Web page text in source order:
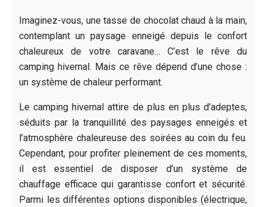
Imaginez-vous, une tasse de chocolat chaud à la main,
contemplant un paysage enneigé depuis le confort
chaleureux de votre caravane… C’est le rêve du
camping hivernal. Mais ce rêve dépend d’une chose :
un système de chaleur performant.
Le camping hivernal attire de plus en plus d’adeptes,
séduits par la tranquillité des paysages enneigés et
l’atmosphère chaleureuse des soirées au coin du feu.
Cependant, pour profiter pleinement de ces moments,
il est essentiel de disposer d’un système de
chauffage efficace qui garantisse confort et sécurité.
Parmi les différentes options disponibles (électrique,